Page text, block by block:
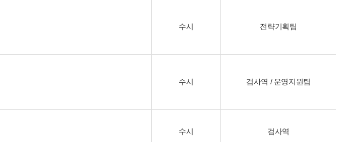
수시 전략기획팀
수시 검사역 / 운영지원팀
수시 검사역